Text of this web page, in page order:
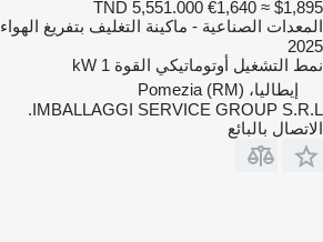
TND 5,551.000 €1,640 ≈ $1,895
المعدات الصناعية - ماكينة التغليف بتفريغ الهواء
2025
نمط التشغيل أوتوماتيكي القوة 1 kW
إيطاليا، Pomezia (RM)
IMBALLAGGI SERVICE GROUP S.R.L.
الاتصال بالبائع